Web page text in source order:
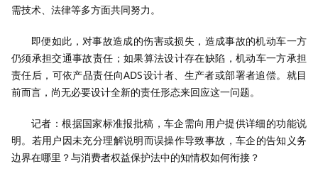
需技术、法律等多方面共同努力。
即便如此，对事故造成的伤害或损失，造成事故的机动车一方
仍须承担交通事故责任；如果算法设计存在缺陷，机动车一方承担
责任后，可依产品责任向ADS设计者、生产者或部署者追偿。就目
前而言，尚无必要设计全新的责任形态来回应这一问题。
记者：根据国家标准报批稿，车企需向用户提供详细的功能说
明。若用户因未充分理解说明而误操作导致事故，车企的告知义务
边界在哪里？与消费者权益保护法中的知情权如何衔接？